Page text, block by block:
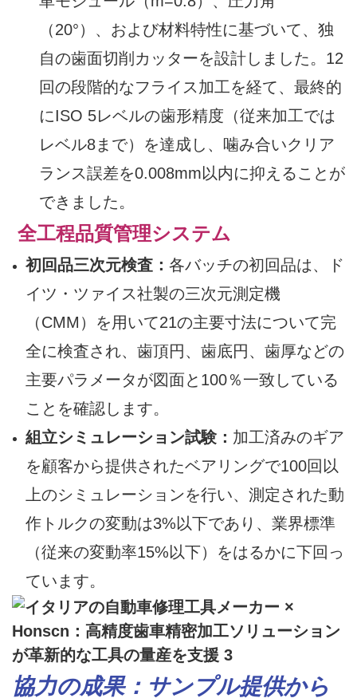
（20°）、および材料特性に基づいて、独
自の歯面切削カッターを設計しました。12
回の段階的なフライス加工を経て、最終的
にISO 5レベルの歯形精度（従来加工では
レベル8まで）を達成し、噛み合いクリア
ランス誤差を0.008mm以内に抑えることが
できました。
全工程品質管理システム
初回品三次元検査： 各バッチの初回品は、ド
イツ・ツァイス社製の三次元測定機
（CMM）を用いて21の主要寸法について完
全に検査され、歯頂円、歯底円、歯厚などの
主要パラメータが図面と100％一致している
ことを確認します。
組立シミュレーション試験： 加工済みのギア
を顧客から提供されたベアリングで100回以
上のシミュレーションを行い、測定された動
作トルクの変動は3%以下であり、業界標準
（従来の変動率15%以下）をはるかに下回っ
ています。
協力の成果：サンプル提供から